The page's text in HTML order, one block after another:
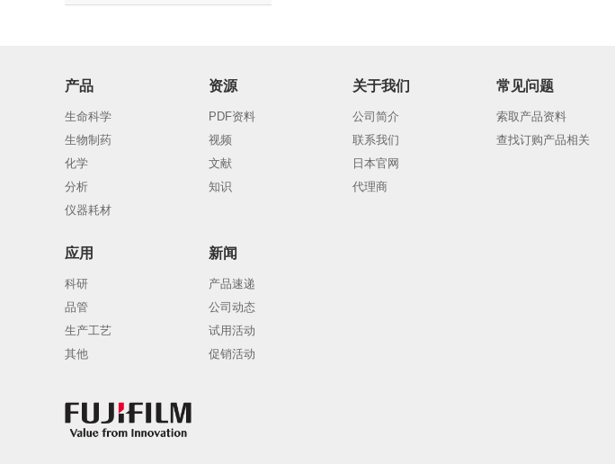
产品
生命科学
生物制药
化学
分析
仪器耗材
资源
PDF资料
视频
文献
知识
关于我们
公司简介
联系我们
日本官网
代理商
常见问题
索取产品资料
查找订购产品相关
应用
科研
品管
生产工艺
其他
新闻
产品速递
公司动态
试用活动
促销活动